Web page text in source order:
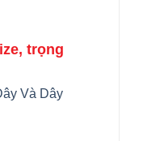
trọng
Và Dây